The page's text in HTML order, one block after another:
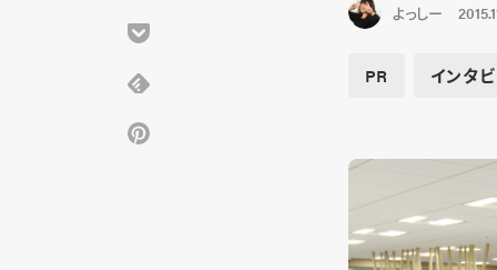
よっしー
PR インタ